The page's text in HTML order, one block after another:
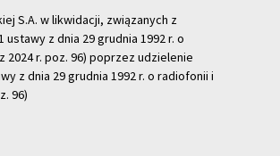
S.A. w likwidacji, związanych z
z dnia 29 grudnia 1992 r. o
2024 r. poz. 96) poprzez udzielenie
z dnia 29 grudnia 1992 r. o radiofonii i
96)